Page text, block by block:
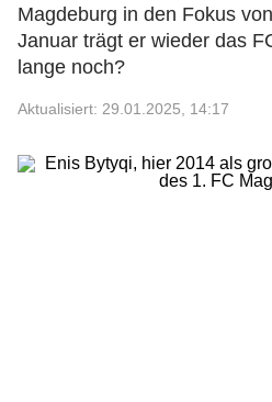
Magdeburg in den Fokus
Januar trägt er wieder das
lange noch?
Aktualisiert: 29.01.2025, 14:17